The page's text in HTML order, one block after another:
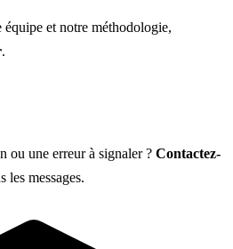
et notre méthodologie,
.
ou une erreur à signaler ? Contactez-
les messages.